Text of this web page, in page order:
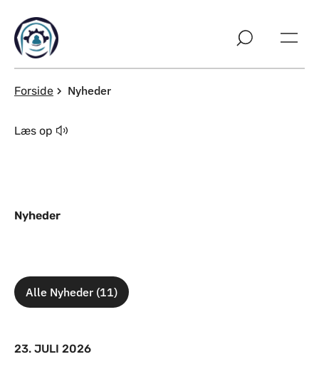
Forside Nyheder
Læs op
Nyheder
Alle Nyheder (11)
23. JULI 2026